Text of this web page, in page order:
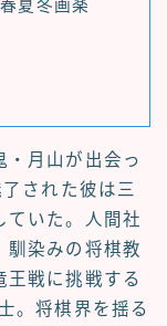
夏冬画楽
・月山が出会っ
された彼は三
ていた。人間社
馴染みの将棋教
王戦に挑戦する
。将棋界を揺る